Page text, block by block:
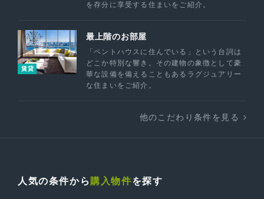
を存分に享受する住まいをご紹介。
賃貸
最上階のお部屋
「ペントハウスに住んでいる」という台詞は
どこか特別な響き。その建物の象徴として豪
華な設備を備えることもあるラグジュアリー
な住まいをご紹介。
他のこだわり条件を見る
人気の条件から 購入物件を探す